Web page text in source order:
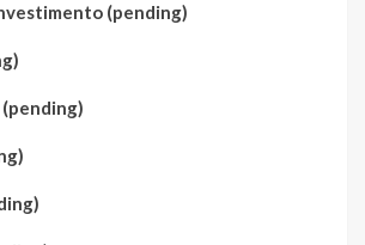
(pending)